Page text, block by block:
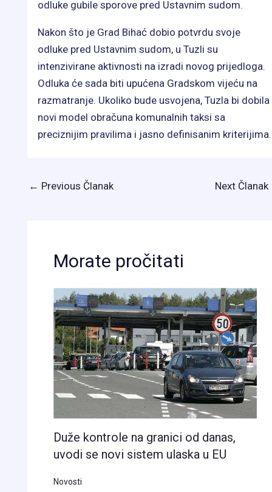
odluke gubile sporove pred Ustavnim sudom.
Nakon što je Grad Bihać dobio potvrdu svoje
odluke pred Ustavnim sudom, u Tuzli su
intenzivirane aktivnosti na izradi novog prijedloga.
Odluka će sada biti upućena Gradskom vijeću na
razmatranje. Ukoliko bude usvojena, Tuzla bi dobila
novi model obračuna komunalnih taksi sa
preciznijim pravilima i jasno definisanim kriterijima.
← Previous Članak Next Članak
Morate pročitati
Duže kontrole na granici od danas,
uvodi se novi sistem ulaska u EU
Novosti